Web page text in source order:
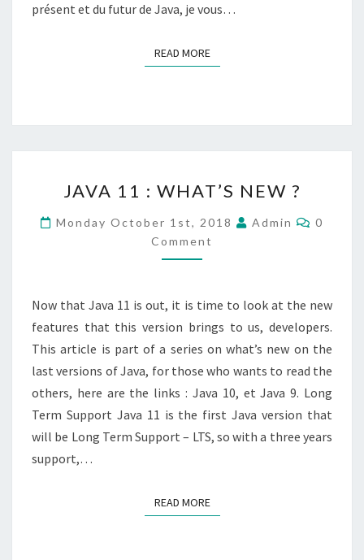
présent et du futur de Java, je vous…
READ MOREREAD MORE
11
:
WHAT’S
NEW
JAVA 11 : WHAT’S NEW ?
Monday October 1st, 2018 Admin
0
Comment
Now that Java 11 is out, it is time to look at the new
features that this version brings to us, developers.
This article is part of a series on what’s new on the
last versions of Java, for those who wants to read the
others, here are the links : Java 10, et Java 9. Long
Term Support Java 11 is the first Java version that
will be Long Term Support – LTS, so with a three years
support,…
READ MOREREAD MORE